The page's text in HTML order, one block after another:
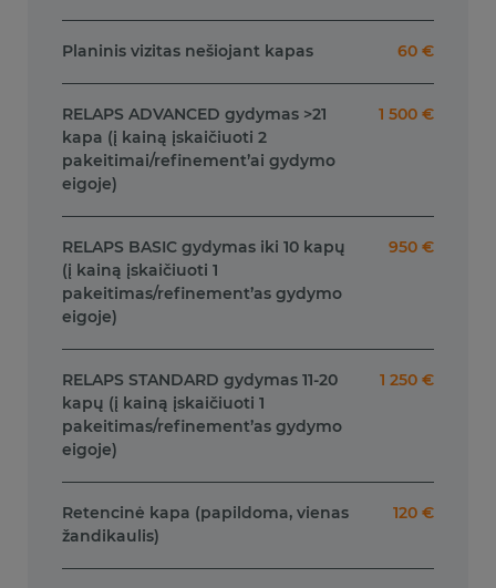
Planinis vizitas nešiojant kapas 60 €
RELAPS ADVANCED gydymas >21
kapa (į kainą įskaičiuoti 2
pakeitimai/refinement’ai gydymo
eigoje)
1 500 €
RELAPS BASIC gydymas iki 10 kapų
(į kainą įskaičiuoti 1
pakeitimas/refinement’as gydymo
eigoje)
950 €
RELAPS STANDARD gydymas 11-20
kapų (į kainą įskaičiuoti 1
pakeitimas/refinement’as gydymo
eigoje)
1 250 €
Retencinė kapa (papildoma, vienas
žandikaulis)
120 €